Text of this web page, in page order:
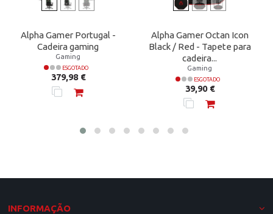
Alpha Gamer Portugal -
Cadeira gaming
Gaming
ESGOTADO
Preço
379,98 €
Alpha Gamer Octan Icon
Black / Red - Tapete para
cadeira...
Gaming
ESGOTADO
Preço
39,90 €
INFORMAÇÃO